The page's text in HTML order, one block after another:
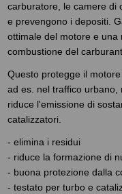
carburatore, le camere di
e prevengono i depositi.
ottimale del motore e una
combustione del
Questo protegge il
ad es. nel traffico urbano,
riduce l'emissione di
catalizzatori.
- elimina i residui
- riduce la formazione di
- buona protezione dalla
- testato per turbo e